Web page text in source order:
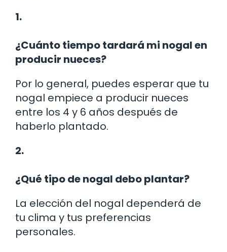
1.
¿Cuánto tiempo tardará mi nogal en
producir nueces?
Por lo general, puedes esperar que tu
nogal empiece a producir nueces
entre los 4 y 6 años después de
haberlo plantado.
2.
¿Qué tipo de nogal debo plantar?
La elección del nogal dependerá de
tu clima y tus preferencias
personales.